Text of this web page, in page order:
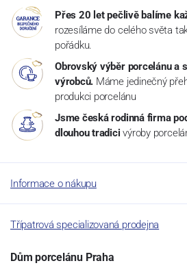
Přes 20 let pečlivě balíme
rozesíláme do celého světa
pořádku.
Obrovský výběr porcelánu a
výrobců. Máme jedinečný
produkci porcelánu
Jsme česká rodinná firma
dlouhou tradici výroby
Informace o nákupu
Třípatrová specializovaná prodejna
Dům porcelánu Praha